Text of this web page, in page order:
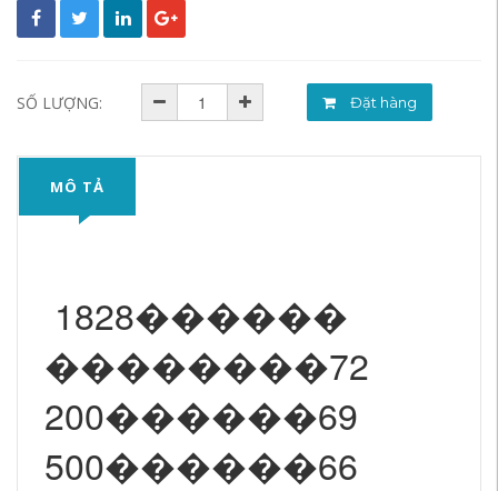
SỐ LƯỢNG: Đặt hàng
MÔ TẢ
1828������
��������72
200������69
500������66